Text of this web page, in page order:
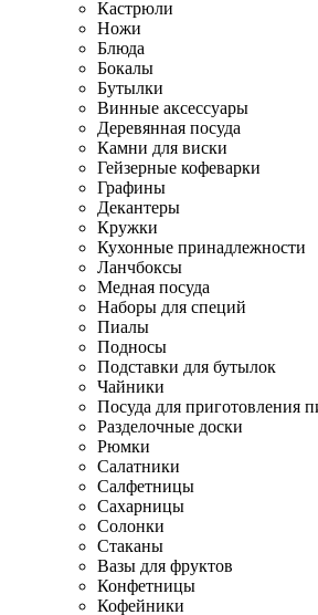
Кастрюли
Ножи
Блюда
Бокалы
Бутылки
Винные аксессуары
Деревянная посуда
Камни для виски
Гейзерные кофеварки
Графины
Декантеры
Кружки
Кухонные принадлежности
Ланчбоксы
Медная посуда
Наборы для специй
Пиалы
Подносы
Подставки для бутылок
Чайники
Посуда для приготовления
Разделочные доски
Рюмки
Салатники
Салфетницы
Сахарницы
Солонки
Стаканы
Вазы для фруктов
Конфетницы
Кофейники